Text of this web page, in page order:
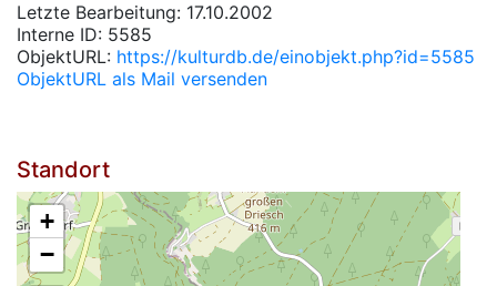
Letzte Bearbeitung: 17.10.2002
Interne ID: 5585
ObjektURL: https://kulturdb.de/einobjekt.php?id=5585
ObjektURL als Mail versenden
Standort
+
−